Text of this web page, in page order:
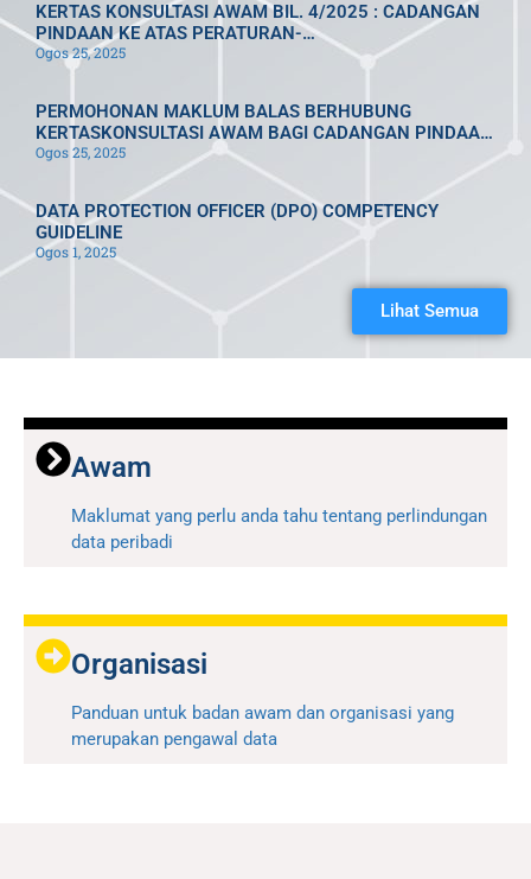
KERTAS KONSULTASI AWAM BIL. 4/2025 : CADANGAN
PINDAAN KE ATAS PERATURAN-
PERATURANPERLINDUNGAN DATA PERIBADI 2013
Ogos 25, 2025
PERMOHONAN MAKLUM BALAS BERHUBUNG
KERTASKONSULTASI AWAM BAGI CADANGAN PINDAAN
PERATURANPERATURAN PERLINDUNGAN DATA
PERIBADI 2013 [P.U.A.335/2013] DI BAWAH AKTA 709
Ogos 25, 2025
DATA PROTECTION OFFICER (DPO) COMPETENCY
GUIDELINE
Ogos 1, 2025
Lihat Semua
Awam
Maklumat yang perlu anda tahu tentang perlindungan
data peribadi
Organisasi
Panduan untuk badan awam dan organisasi yang
merupakan pengawal data